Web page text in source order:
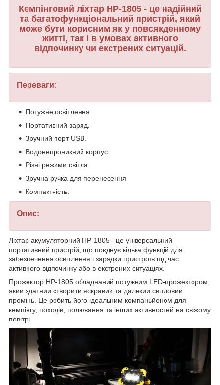
Кемпінговий ліхтар HP-1805 - це надійний
та багатофункціональний пристрій, який
може бути корисним як у повсякденному
житті, так і в умовах активного
відпочинку чи екстрених ситуацій.
Переваги:
Потужне освітлення.
Портативний заряд.
Зручний порт USB.
Водонепроникний корпус.
Різні режими світла.
Зручна ручка для перенесення
Компактність.
Опис:
Ліхтар акумуляторний HP-1805 - це універсальний
портативний пристрій, що поєднує кілька функцій для
забезпечення освітлення і зарядки пристроїв під час
активного відпочинку або в екстрених ситуаціях.
Прожектор HP-1805 обладнаний потужним LED-прожектором,
який здатний створити яскравий та далекий світловий
промінь. Це робить його ідеальним компаньйоном для
кемпінгу, походів, полювання та інших активностей на свіжому
повітрі.